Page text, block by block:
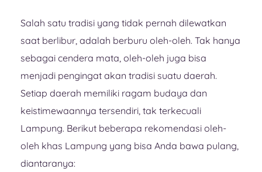
Salah satu tradisi yang tidak pernah dilewatkan
saat berlibur, adalah berburu oleh-oleh. Tak hanya
sebagai cendera mata, oleh-oleh juga bisa
menjadi pengingat akan tradisi suatu daerah.
Setiap daerah memiliki ragam budaya dan
keistimewaannya tersendiri, tak terkecuali
Lampung. Berikut beberapa rekomendasi oleh-
oleh khas Lampung yang bisa Anda bawa pulang,
diantaranya: